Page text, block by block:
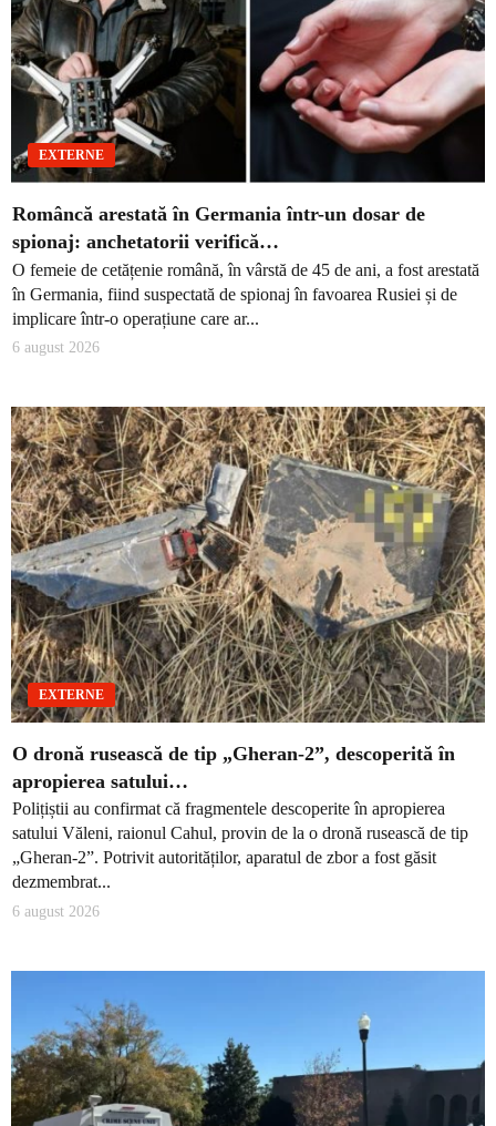
EXTERNE
Româncă arestată în Germania într-un dosar de
spionaj: anchetatorii verifică…
O femeie de cetățenie română, în vârstă de 45 de ani, a fost arestată
în Germania, fiind suspectată de spionaj în favoarea Rusiei și de
implicare într-o operațiune care ar...
6 august 2026
EXTERNE
O dronă rusească de tip „Gheran-2”, descoperită în
apropierea satului…
Polițiștii au confirmat că fragmentele descoperite în apropierea
satului Văleni, raionul Cahul, provin de la o dronă rusească de tip
„Gheran-2”. Potrivit autorităților, aparatul de zbor a fost găsit
dezmembrat...
6 august 2026